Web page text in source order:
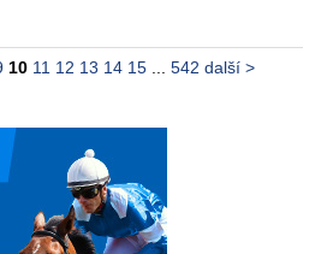
10 11 12 13 14 15 ... 542 další >